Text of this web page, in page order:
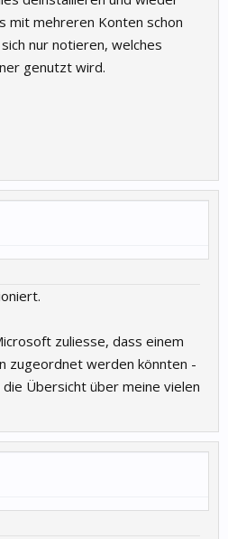
mit mehreren Konten schon
nur notieren, welches
genutzt wird.
zuliesse, dass einem
zugeordnet werden könnten -
Übersicht über meine vielen